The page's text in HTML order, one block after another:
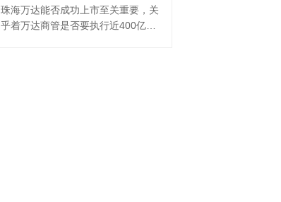
珠海万达能否成功上市至关重要，关
乎着万达商管是否要执行近400亿元